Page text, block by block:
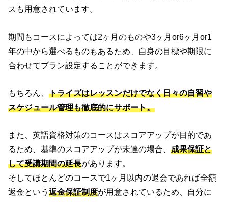
スも用意されています。
期間もコースによっては2ヶ月のものや3ヶ月or6ヶ月or1
年の中から選べるものもあるため、自身の目標や期限に
合わせてプラン設定することができます。
もちろん、トライズはレッスンだけでなく日々の自習や
スケジュール管理も徹底的にサポート。
また、英語資格対策のコースはスコアアップが目的であ
るため、基準のスコアアップが未達の場合、成果保証と
して受講期間の延長があります。
そしてほとんどのコースで1ヶ月以内の退会であれば全額
返金という返金保証制度が用意されているため、自分に